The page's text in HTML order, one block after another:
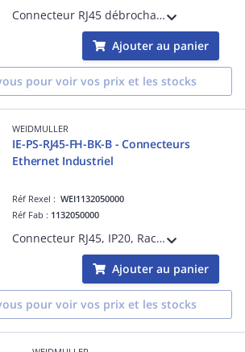
Connecteur RJ45 débrochable traversant, IP20, RJ45, IDC, EIA/TIA T568 B, AWG 26...AWG 22
Ajouter au panier
pour voir vos prix et les stocks
WEIDMULLER
IE-PS-RJ45-FH-BK-B - Connecteurs
Ethernet Industriel
Réf Rexel :WEI1132050000
Réf Fab : 1132050000
Connecteur RJ45, IP20, Raccordement 1: RJ45, Raccordement 2: IDC8 brins, EIA/TIA T568 BAWG 26/7...AWG 22/7
Ajouter au panier
pour voir vos prix et les stocks